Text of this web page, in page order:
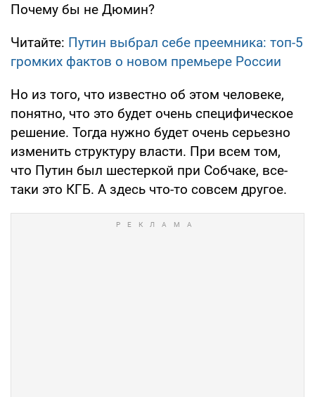
Почему бы не Дюмин?
Читайте: Путин выбрал себе преемника: топ-5
громких фактов о новом премьере России
Но из того, что известно об этом человеке,
понятно, что это будет очень специфическое
решение. Тогда нужно будет очень серьезно
изменить структуру власти. При всем том,
что Путин был шестеркой при Собчаке, все-
таки это КГБ. А здесь что-то совсем другое.